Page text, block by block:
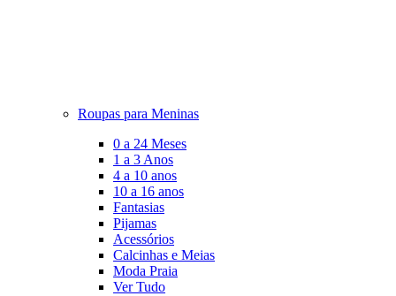
Roupas para Meninas
0 a 24 Meses
1 a 3 Anos
4 a 10 anos
10 a 16 anos
Fantasias
Pijamas
Acessórios
Calcinhas e Meias
Moda Praia
Ver Tudo